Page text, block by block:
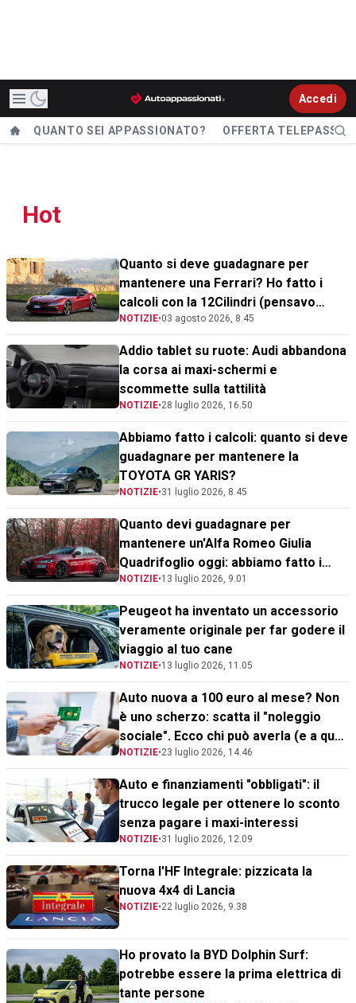
Accedi
QUANTO SEI APPASSIONATO? OFFERTA TELEPASS
Hot
Quanto si deve guadagnare per
mantenere una Ferrari? Ho fatto i
calcoli con la 12Cilindri (pensavo
peggio)
NOTIZIE•03 agosto 2026, 8.45
Addio tablet su ruote: Audi abbandona
la corsa ai maxi-schermi e
scommette sulla tattilità
NOTIZIE•28 luglio 2026, 16.50
Abbiamo fatto i calcoli: quanto si deve
guadagnare per mantenere la
TOYOTA GR YARIS?
NOTIZIE•31 luglio 2026, 8.45
Quanto devi guadagnare per
mantenere un'Alfa Romeo Giulia
Quadrifoglio oggi: abbiamo fatto i
calcoli
NOTIZIE•13 luglio 2026, 9.01
Peugeot ha inventato un accessorio
veramente originale per far godere il
viaggio al tuo cane
NOTIZIE•13 luglio 2026, 11.05
Auto nuova a 100 euro al mese? Non
è uno scherzo: scatta il "noleggio
sociale". Ecco chi può averla (e a quali
condizioni)
NOTIZIE•23 luglio 2026, 14.46
Auto e finanziamenti "obbligati": il
trucco legale per ottenere lo sconto
senza pagare i maxi-interessi
NOTIZIE•31 luglio 2026, 12.09
Torna l'HF Integrale: pizzicata la
nuova 4x4 di Lancia
NOTIZIE•22 luglio 2026, 9.38
Ho provato la BYD Dolphin Surf:
potrebbe essere la prima elettrica di
tante persone